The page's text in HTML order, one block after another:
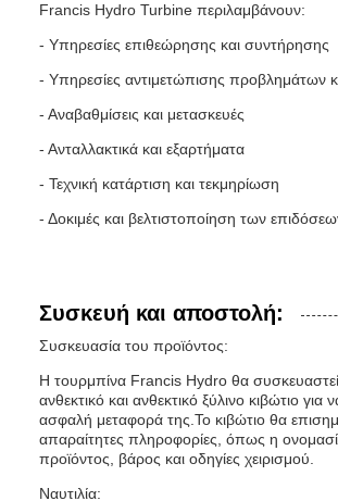
Francis Hydro Turbine περιλαμβάνουν:
- Υπηρεσίες επιθεώρησης και συντήρησης
- Υπηρεσίες αντιμετώπισης προβλημάτων
- Αναβαθμίσεις και μετασκευές
- Ανταλλακτικά και εξαρτήματα
- Τεχνική κατάρτιση και τεκμηρίωση
- Δοκιμές και βελτιστοποίηση των
Συσκευή και αποστολή:
Συσκευασία του προϊόντος:
Η τουρμπίνα Francis Hydro θα
ανθεκτικό και ανθεκτικό ξύλινο κιβώτιο για
ασφαλή μεταφορά της.Το κιβώτιο θα
απαραίτητες πληροφορίες, όπως η
προϊόντος, βάρος και οδηγίες χειρισμού.
Ναυτιλία: